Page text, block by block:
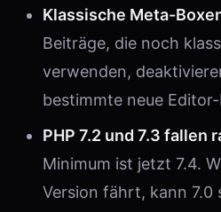
Klassische Meta-
Beiträge, die noch
verwenden,
bestimmte neue
PHP 7.2 und 7.3 fallen
Minimum ist jetzt 7.4.
Version fährt, kann 7.0